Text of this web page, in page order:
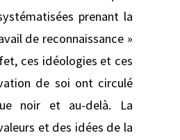
prenant la
de reconnaissance »
ces idéologies et ces
de soi ont circulé
noir et au-delà. La
et des idées de la